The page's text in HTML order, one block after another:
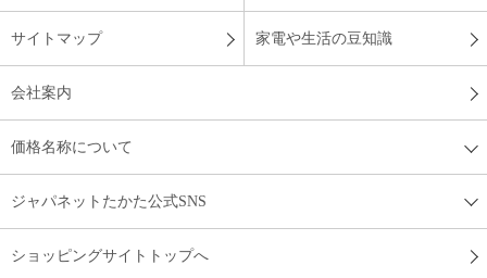
サイトマップ 家電や生活の豆知識
会社案内
価格名称について
ジャパネットたかた公式SNS
ショッピングサイトトップへ